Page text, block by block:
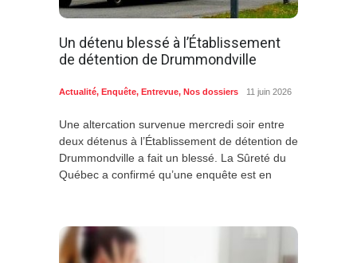
Un détenu blessé à l’Établissement
de détention de Drummondville
Actualité, Enquête, Entrevue, Nos dossiers 11 juin 2026
Une altercation survenue mercredi soir entre
deux détenus à l’Établissement de détention de
Drummondville a fait un blessé. La Sûreté du
Québec a confirmé qu’une enquête est en